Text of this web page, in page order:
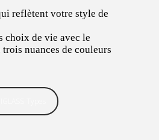
reflètent votre style de
choix de vie avec le
nuances de couleurs